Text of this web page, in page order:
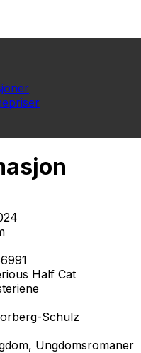
Half Cat
Schulz
Ungdomsromaner